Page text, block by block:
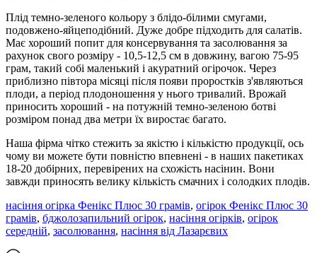
Плід темно-зеленого кольору з блідо-білими смугами,
подовжено-яйцеподібний. Дуже добре підходить для салатів.
Має хороший попит для консервування та засолювання за
рахунок свого розміру - 10,5-12,5 см в довжину, вагою 75-95
грам, такий собі маленький і акуратний огірочок. Через
приблизно півтора місяці після появи проростків з'являються
плоди, а період плодоношення у нього тривалий. Врожай
приносить хороший - на потужній темно-зеленою ботві
розміром понад два метри їх виростає багато.
Наша фірма чітко стежить за якістю і кількістю продукції, ось
чому ви можете бути повністю впевнені - в наших пакетиках
18-20 добірних, перевірених на схожість насінин. Вони
завжди приносять велику кількість смачних і солодких плодів.
насіння огірка Фенікс Плюс 30 грамів, огірок Фенікс Плюс 30
грамів, бджолозапильний огірок, насіння огірків, огірок
середній, засолювання, насіння від Лазарєвих